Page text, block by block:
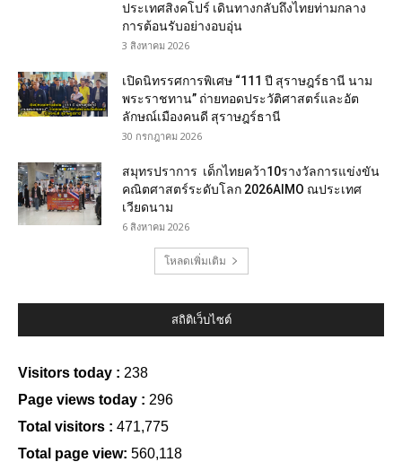
ประเทศสิงคโปร์ เดินทางกลับถึงไทยท่ามกลาง
การต้อนรับอย่างอบอุ่น
3 สิงหาคม 2026
เปิดนิทรรศการพิเศษ “111 ปี สุราษฎร์ธานี นาม
พระราชทาน” ถ่ายทอดประวัติศาสตร์และอัต
ลักษณ์เมืองคนดี สุราษฎร์ธานี
30 กรกฎาคม 2026
สมุทรปราการ เด็กไทยคว้า10รางวัลการแข่งขัน
คณิตศาสตร์ระดับโลก 2026AIMO ณประเทศ
เวียดนาม
6 สิงหาคม 2026
โหลดเพิ่มเติม
สถิติเว็บไซต์
Visitors today : 238
Page views today : 296
Total visitors : 471,775
Total page view: 560,118